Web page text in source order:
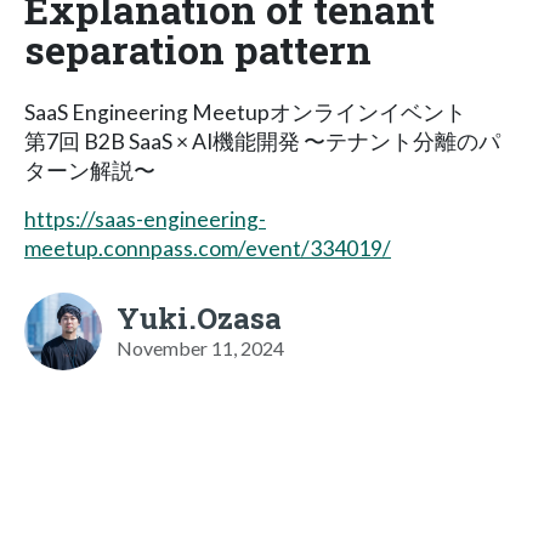
separation pattern
SaaS Engineering Meetupオンラインイベント
第7回 B2B SaaS × AI機能開発 〜テナント分離のパ
ターン解説〜
https://saas-engineering-
meetup.connpass.com/event/334019/
Yuki.Ozasa
November 11, 2024